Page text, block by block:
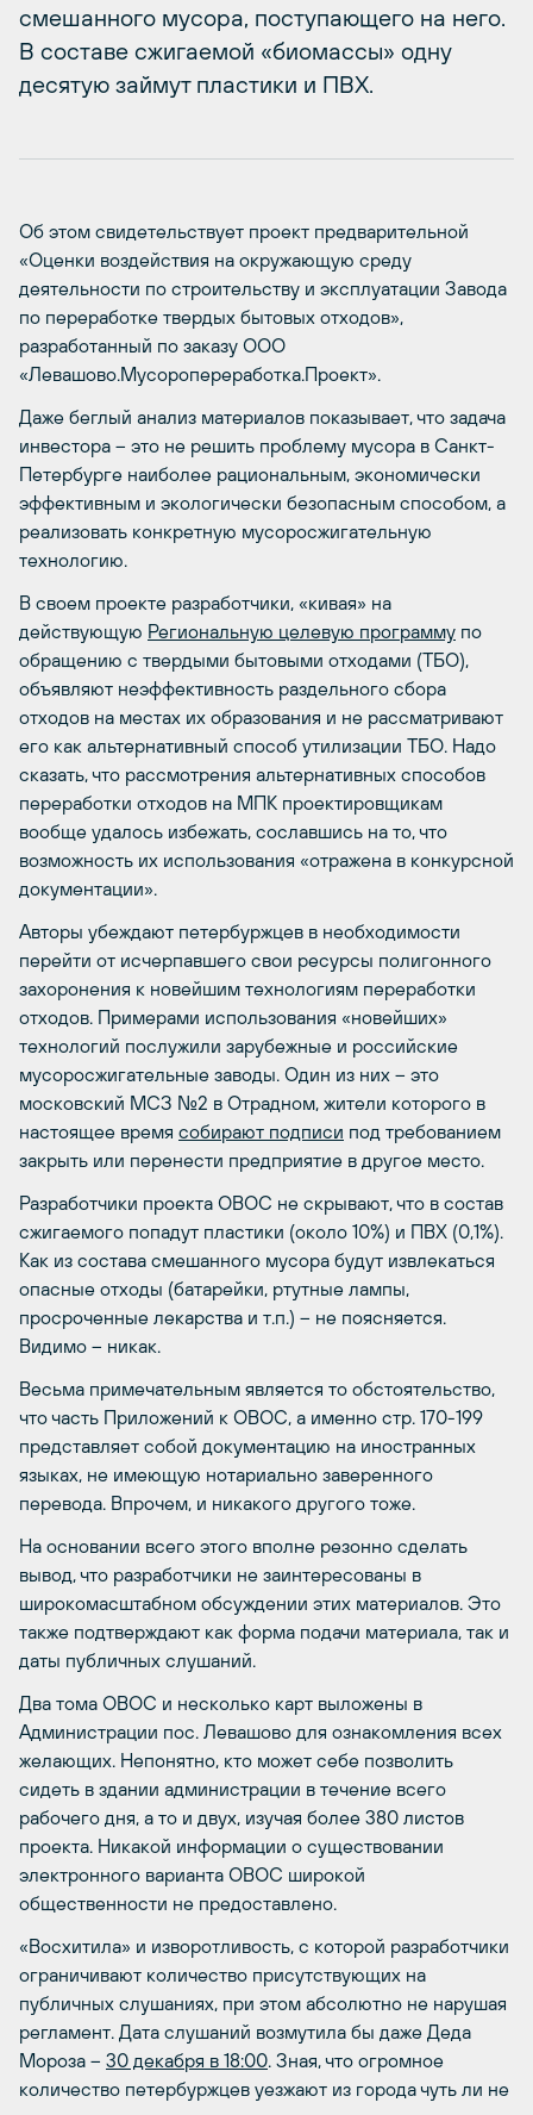
смешанного мусора, поступающего на него.
В составе сжигаемой «биомассы» одну
десятую займут пластики и ПВХ.
Об этом свидетельствует проект предварительной
«Оценки воздействия на окружающую среду
деятельности по строительству и эксплуатации Завода
по переработке твердых бытовых отходов»,
разработанный по заказу ООО
«Левашово.Мусоропереработка.Проект».
Даже беглый анализ материалов показывает, что задача
инвестора – это не решить проблему мусора в Санкт-
Петербурге наиболее рациональным, экономически
эффективным и экологически безопасным способом, а
реализовать конкретную мусоросжигательную
технологию.
В своем проекте разработчики, «кивая» на
действующую Региональную целевую программу по
обращению с твердыми бытовыми отходами (ТБО),
объявляют неэффективность раздельного сбора
отходов на местах их образования и не рассматривают
его как альтернативный способ утилизации ТБО. Надо
сказать, что рассмотрения альтернативных способов
переработки отходов на МПК проектировщикам
вообще удалось избежать, сославшись на то, что
возможность их использования «отражена в конкурсной
документации».
Авторы убеждают петербуржцев в необходимости
перейти от исчерпавшего свои ресурсы полигонного
захоронения к новейшим технологиям переработки
отходов. Примерами использования «новейших»
технологий послужили зарубежные и российские
мусоросжигательные заводы. Один из них – это
московский МСЗ №2 в Отрадном, жители которого в
настоящее время собирают подписи под требованием
закрыть или перенести предприятие в другое место.
Разработчики проекта ОВОС не скрывают, что в состав
сжигаемого попадут пластики (около 10%) и ПВХ (0,1%).
Как из состава смешанного мусора будут извлекаться
опасные отходы (батарейки, ртутные лампы,
просроченные лекарства и т.п.) – не поясняется.
Видимо – никак.
Весьма примечательным является то обстоятельство,
что часть Приложений к ОВОС, а именно стр. 170-199
представляет собой документацию на иностранных
языках, не имеющую нотариально заверенного
перевода. Впрочем, и никакого другого тоже.
На основании всего этого вполне резонно сделать
вывод, что разработчики не заинтересованы в
широкомасштабном обсуждении этих материалов. Это
также подтверждают как форма подачи материала, так и
даты публичных слушаний.
Два тома ОВОС и несколько карт выложены в
Администрации пос. Левашово для ознакомления всех
желающих. Непонятно, кто может себе позволить
сидеть в здании администрации в течение всего
рабочего дня, а то и двух, изучая более 380 листов
проекта. Никакой информации о существовании
электронного варианта ОВОС широкой
общественности не предоставлено.
«Восхитила» и изворотливость, с которой разработчики
ограничивают количество присутствующих на
публичных слушаниях, при этом абсолютно не нарушая
регламент. Дата слушаний возмутила бы даже Деда
Мороза – 30 декабря в 18:00. Зная, что огромное
количество петербуржцев уезжают из города чуть ли не